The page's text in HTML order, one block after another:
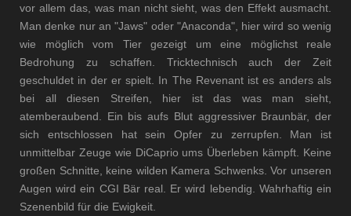
vor allem das, was man nicht sieht, was den Effekt ausmacht.
Man denke nur an "Jaws" oder "Anaconda", hier wird so wenig
wie möglich vom Tier gezeigt um eine möglichst reale
Bedrohung zu schaffen. Tricktechnisch auch der Zeit
geschuldet in der er spielt. In The Revenant ist es anders als
bei all diesen Streifen, hier ist das was man sieht,
atemberaubend. Ein bis aufs Blut aggressiver Braunbär, der
sich entschlossen hat sein Opfer zu zerrupfen. Man ist
unmittelbar Zeuge wie DiCaprio ums Überleben kämpft. Keine
großen Schnitte, keine wilden Kamera Schwenks. Vor unseren
Augen wird ein CGI Bär real. Er wird lebendig. Wahrhaftig ein
Szenenbild für die Ewigkeit.